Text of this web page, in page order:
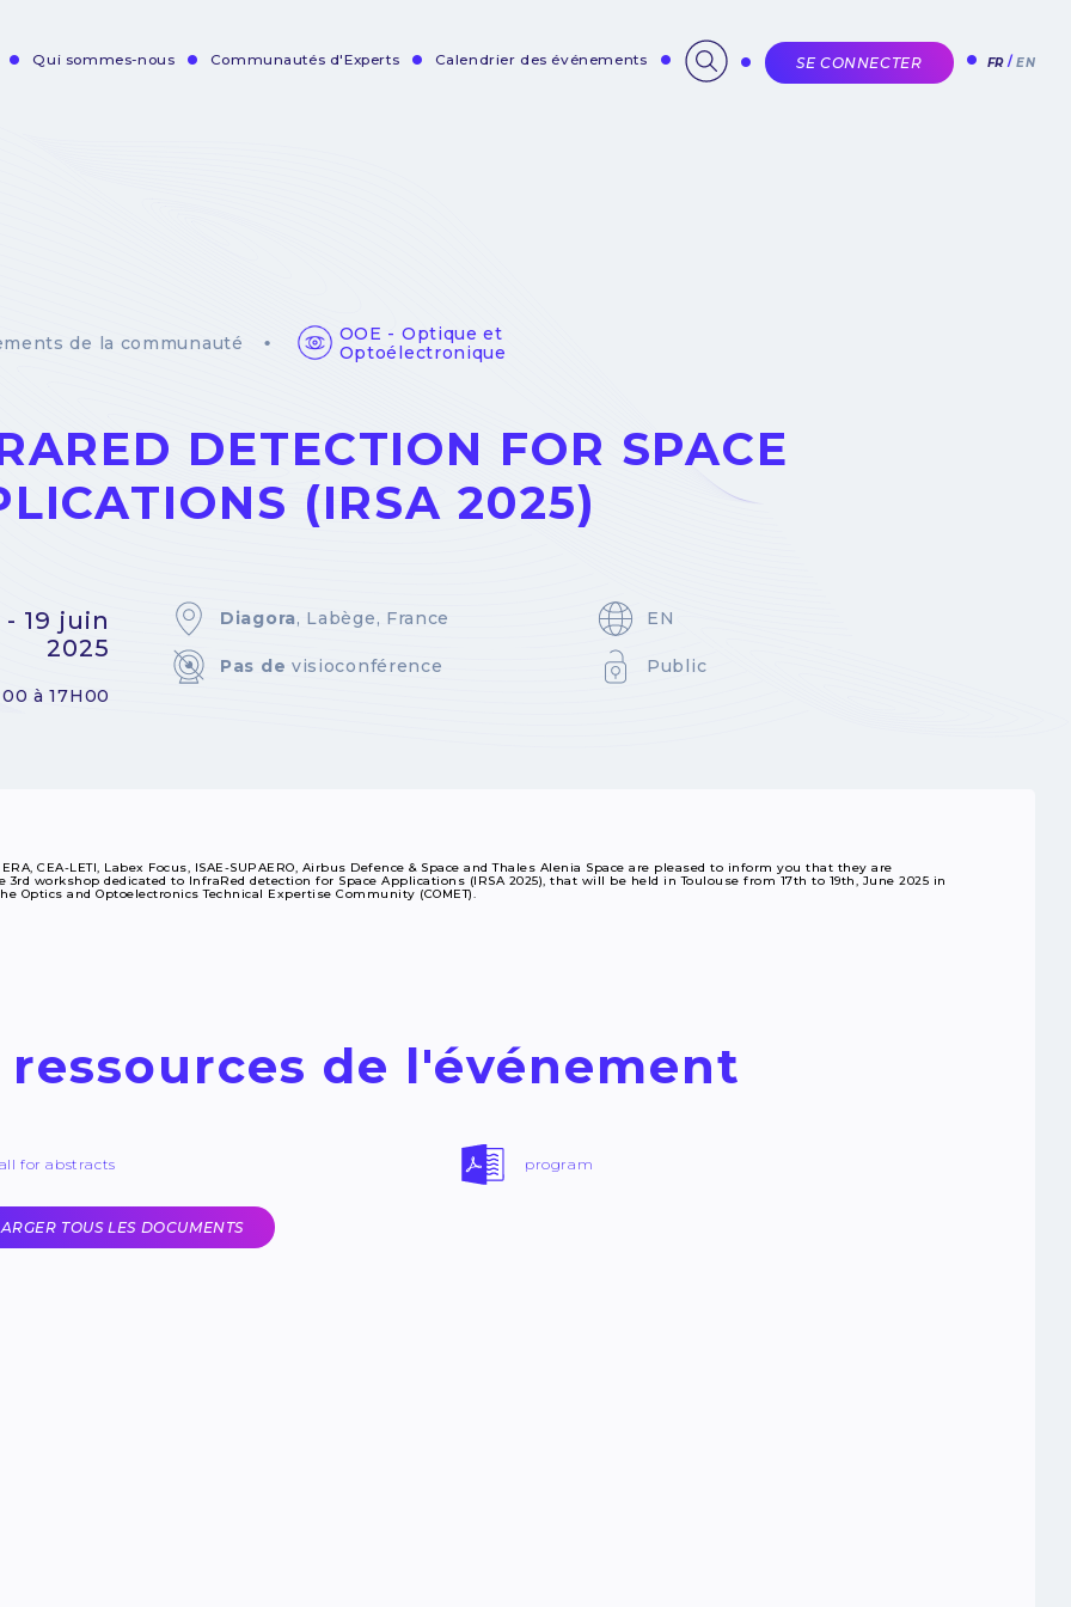
Qui sommes-nous Communautés d'Experts Calendrier des événements SE CONNECTER FR EN
de la communauté
OOE - Optique et
Optoélectronique
DETECTION FOR SPACE
(IRSA 2025)
- 19 juin
2025
à 17H00
Diagora, Labège, France EN
Pas de visioconférence Public
CEA-LETI, Labex Focus, ISAE-SUPAERO, Airbus Defence & Space and Thales Alenia Space are pleased to inform you that they are
workshop dedicated to InfraRed detection for Space Applications (IRSA 2025), that will be held in Toulouse from 17th to 19th, June 2025 in
Optics and Optoelectronics Technical Expertise Community (COMET).
ressources de l'événement
for abstracts program
TOUS LES DOCUMENTS